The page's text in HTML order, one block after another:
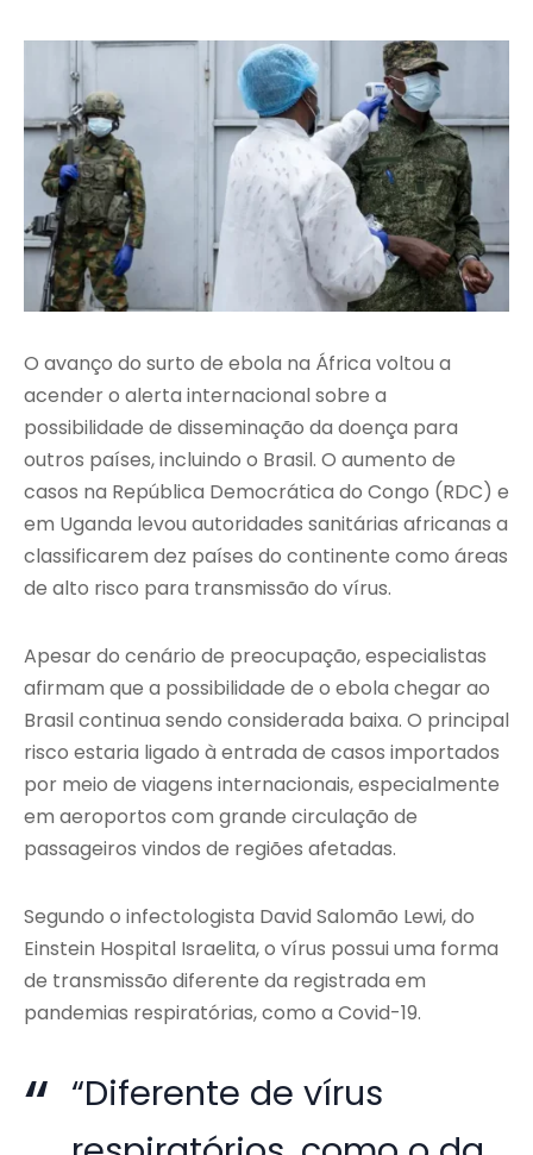
O avanço do surto de ebola na África voltou a
acender o alerta internacional sobre a
possibilidade de disseminação da doença para
outros países, incluindo o Brasil. O aumento de
casos na República Democrática do Congo (RDC) e
em Uganda levou autoridades sanitárias africanas a
classificarem dez países do continente como áreas
de alto risco para transmissão do vírus.
Apesar do cenário de preocupação, especialistas
afirmam que a possibilidade de o ebola chegar ao
Brasil continua sendo considerada baixa. O principal
risco estaria ligado à entrada de casos importados
por meio de viagens internacionais, especialmente
em aeroportos com grande circulação de
passageiros vindos de regiões afetadas.
Segundo o infectologista David Salomão Lewi, do
Einstein Hospital Israelita, o vírus possui uma forma
de transmissão diferente da registrada em
pandemias respiratórias, como a Covid-19.
“Diferente de vírus